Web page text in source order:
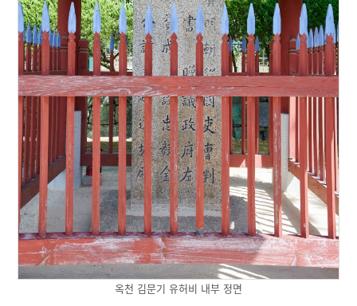
옥천 김문기 유허비 내부 정면